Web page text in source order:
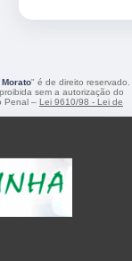
" é de direito reservado.
sem a autorização do
Penal – Lei 9610/98 - Lei de